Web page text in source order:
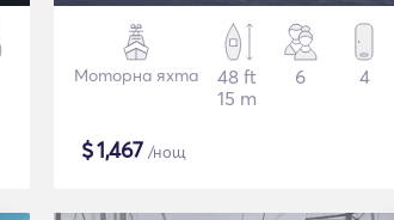
Моторна яхта
48 ft
15 m
6 4
$1,467 /нощ